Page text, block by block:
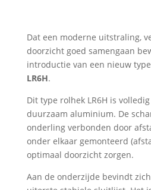
Dat een moderne uitstraling,
doorzicht goed samengaan
introductie van een nieuw type
LR6H.
Dit type rolhek LR6H is
duurzaam aluminium. De
onderling verbonden door
onder elkaar gemonteerd
optimaal doorzicht zorgen.
Aan de onderzijde bevindt